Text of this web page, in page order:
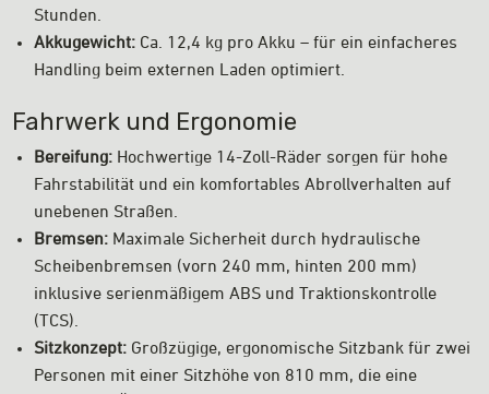
Stunden.
Akkugewicht: Ca. 12,4 kg pro Akku – für ein einfacheres
Handling beim externen Laden optimiert.
Fahrwerk und Ergonomie
Bereifung: Hochwertige 14-Zoll-Räder sorgen für hohe
Fahrstabilität und ein komfortables Abrollverhalten auf
unebenen Straßen.
Bremsen: Maximale Sicherheit durch hydraulische
Scheibenbremsen (vorn 240 mm, hinten 200 mm)
inklusive serienmäßigem ABS und Traktionskontrolle
(TCS).
Sitzkonzept: Großzügige, ergonomische Sitzbank für zwei
Personen mit einer Sitzhöhe von 810 mm, die eine